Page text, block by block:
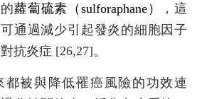
蘿蔔硫素（sulforaphane）
，這
通過減少引起發炎的細胞因子
抗炎症 [26,27]。
都被與降低罹癌風險的功效連